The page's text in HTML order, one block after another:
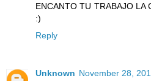
ENCANTO TU TRABAJO LA
:)
Reply
Unknown November 28,